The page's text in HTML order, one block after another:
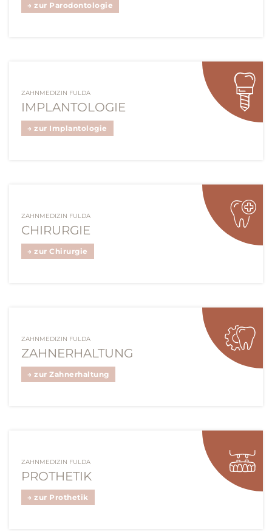
→ zur Parodontologie
ZAHNMEDIZIN FULDA
IMPLANTOLOGIE
→ zur Implantologie
ZAHNMEDIZIN FULDA
CHIRURGIE
→ zur Chirurgie
ZAHNMEDIZIN FULDA
ZAHNERHALTUNG
→ zur Zahnerhaltung
ZAHNMEDIZIN FULDA
PROTHETIK
→ zur Prothetik